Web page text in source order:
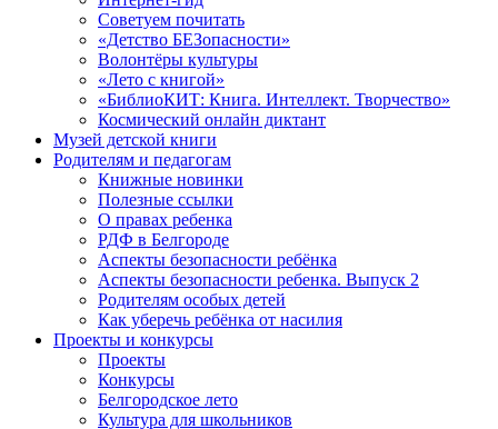
Советуем почитать
«Детство БЕЗопасности»
Волонтёры культуры
«Лето с книгой»
«БиблиоКИТ: Книга. Интеллект. Творчество»
Космический онлайн диктант
Музей детской книги
Родителям и педагогам
Книжные новинки
Полезные ссылки
О правах ребенка
РДФ в Белгороде
Аспекты безопасности ребёнка
Аспекты безопасности ребенка. Выпуск 2
Родителям особых детей
Как уберечь ребёнка от насилия
Проекты и конкурсы
Проекты
Конкурсы
Белгородское лето
Культура для школьников